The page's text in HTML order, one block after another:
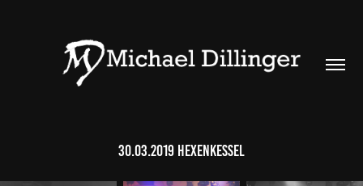
30.03.2019 Hexenkessel